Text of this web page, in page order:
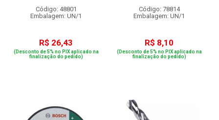
Código: 48801
Embalagem: UN/1
R$ 26,43
(Desconto de 5% no PIX aplicado na
finalização do pedido)
Código: 78814
Embalagem: UN/1
R$ 8,10
(Desconto de 5% no PIX aplicado na
finalização do pedido)